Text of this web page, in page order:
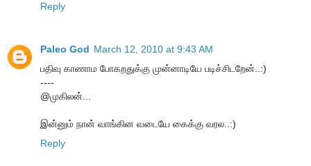
Reply
Paleo God March 12, 2010 at 9:43 AM
பதிவு காணாம போகறதுக்கு முன்னாடியே படிச்சிடறேன்..:)
----
@முகிலன்...
இன்னும் நான் வாங்கின வடையே கைக்கு வரல..:)
Reply